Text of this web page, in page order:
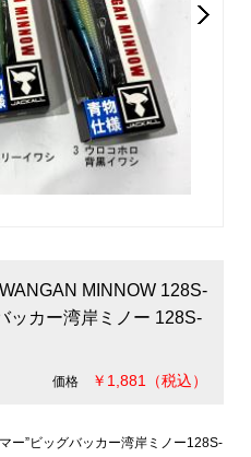
MINNOW 128S-
ッカー湾岸ミノー 128S-
価格 ￥1,881（税込）
ー”ビッグバッカー湾岸ミノー128S-